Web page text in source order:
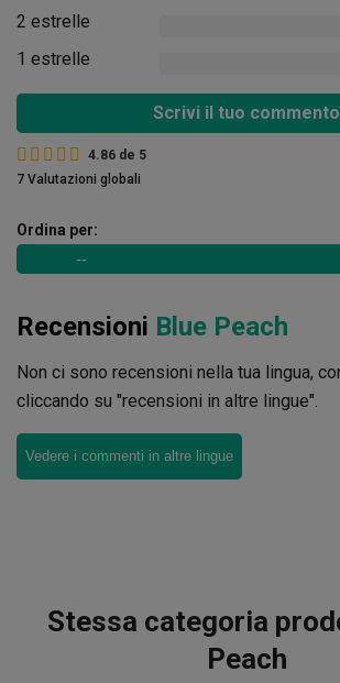
2 estrelle
1 estrelle
Scrivi il tuo commento
4.86 de 5
7 Valutazioni globali
Ordina per:
Recensioni Blue Peach
Non ci sono recensioni nella tua lingua,
cliccando su "recensioni in altre lingue".
Vedere i commenti in altre lingue
Stessa categoria
Peach